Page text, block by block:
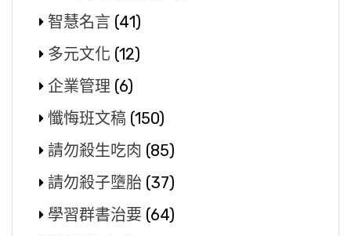
智慧名言 (41)
多元文化 (12)
企業管理 (6)
懺悔班文稿 (150)
請勿殺生吃肉 (85)
請勿殺子墮胎 (37)
學習群書治要 (64)